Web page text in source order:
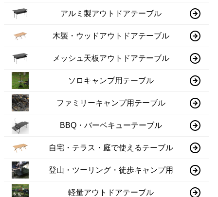
アルミ製アウトドアテーブル
木製・ウッドアウトドアテーブル
メッシュ天板アウトドアテーブル
ソロキャンプ用テーブル
ファミリーキャンプ用テーブル
BBQ・バーベキューテーブル
自宅・テラス・庭で使えるテーブル
登山・ツーリング・徒歩キャンプ用
軽量アウトドアテーブル